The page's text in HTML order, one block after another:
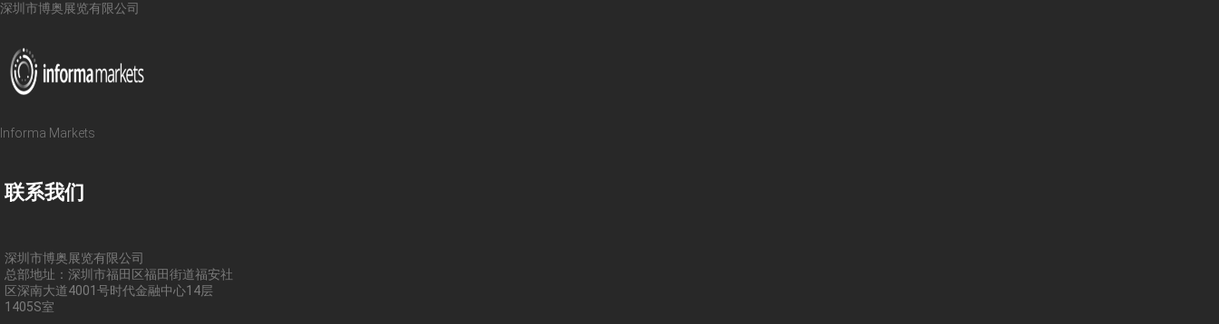
深圳市博奥展览有限公司
Informa Markets
联系我们
深圳市博奥展览有限公司
总部地址：深圳市福田区福田街道福安社
区深南大道4001号时代金融中心14层
1405S室